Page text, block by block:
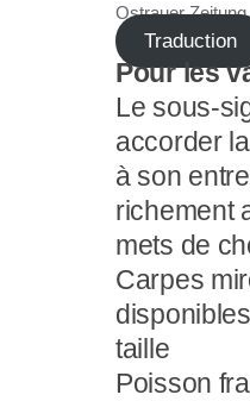
Ostrauer
Traduction
Pour les
Le sous-
accorder
à son
richement
mets de
Carpes
taille
Poisson